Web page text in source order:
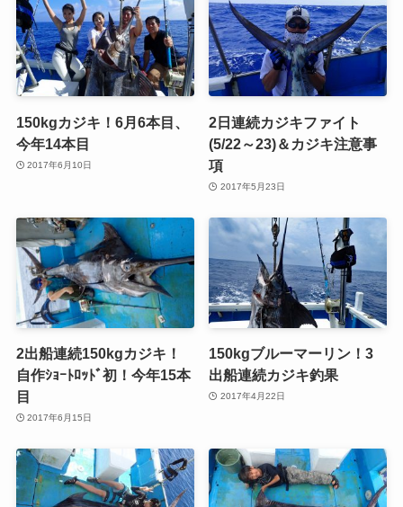
150kgカジキ！6月6本目、
今年14本目
2017年6月10日
2日連続カジキファイト
(5/22～23)＆カジキ注意事
項
2017年5月23日
2出船連続150kgカジキ！
自作ｼｮｰﾄﾛｯﾄﾞ初！今年15本
目
2017年6月15日
150kgブルーマーリン！3
出船連続カジキ釣果
2017年4月22日